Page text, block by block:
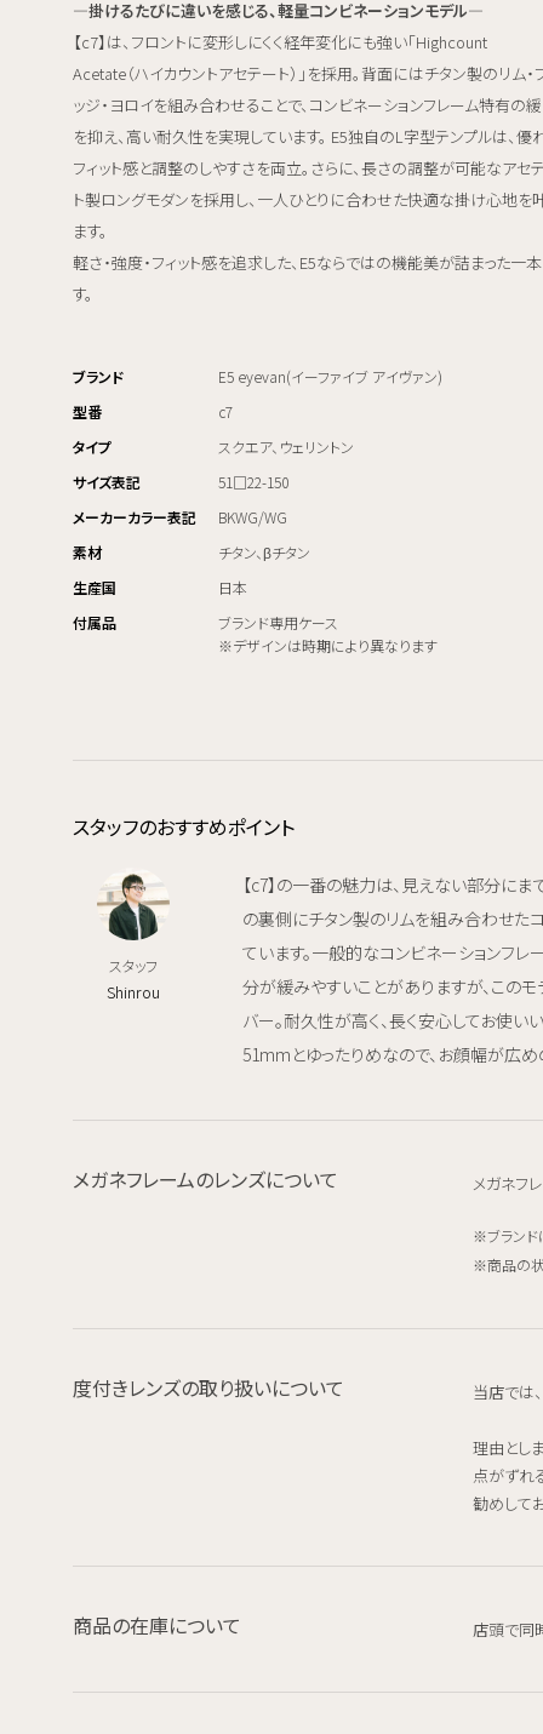
―掛けるたびに違いを感じる、軽量コンビネーションモデル―
【c7】は、フロントに変形しにくく経年変化にも強い「Highcount
Acetate（ハイカウントアセテート）」を採用。背面にはチタン製のリム・
ッジ・ヨロイを組み合わせることで、コンビネーションフレーム特有の
を抑え、高い耐久性を実現しています。 E5独自のL字型テンプルは、優
フィット感と調整のしやすさを両立。さらに、長さの調整が可能なアセ
ト製ロングモダンを採用し、一人ひとりに合わせた快適な掛け心地を
ます。
軽さ・強度・フィット感を追求した、E5ならではの機能美が詰まった一
す。
ブランド
E5 eyevan(イーファイブ アイヴァン)
型番
c7
タイプ
スクエア、ウェリントン
サイズ表記
51□22-150
メーカーカラー表記
BKWG/WG
素材
チタン、βチタン
生産国
日本
付属品
ブランド専用ケース
※デザインは時期により異なります
スタッフのおすすめポイント
スタッフ
Shinrou
【c7】の一番の魅力は、見えない部分にま
の裏側にチタン製のリムを組み合わせた
ています。一般的なコンビネーションフレ
分が緩みやすいことがありますが、この
バー。耐久性が高く、長く安心してお使い
51mmとゆったりめなので、お顔幅が広め
メガネフレームのレンズについて メガネフ
ブラン
商品の
度付きレンズの取り扱いについて 当店では
理由とし
点がずれ
勧めして
商品の在庫について 店頭で同